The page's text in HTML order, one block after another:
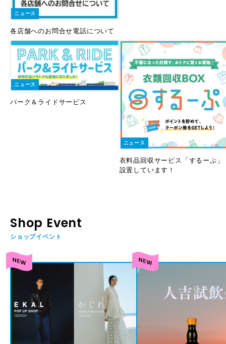
ニュース
各店舗へのお問合せ電話について
ニュース
パーク＆ライドサービス
ニュース
衣料品回収サービス「するーぷ」
設置しています！
Shop Event
ショップイベント